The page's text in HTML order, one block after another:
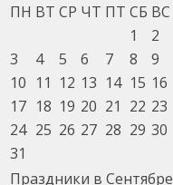
ПН ВТ СР ЧТ ПТ СБ ВС
1
2
3
4 5 6 7 8
9
10 11 12 13 14 15 16
17 18 19 20 21 22 23
24 25 26 27 28 29 30
31
Праздники в Сентябре